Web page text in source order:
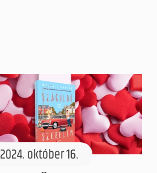
2024. október 16.